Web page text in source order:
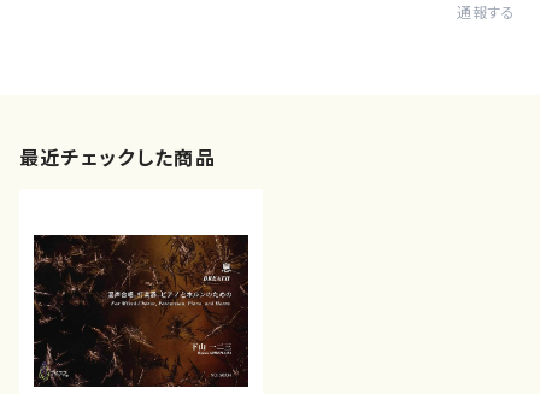
通報する
最近チェックした商品